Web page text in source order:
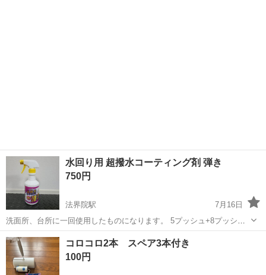
水回り用 超撥水コーティング剤 弾き
750円
法界院駅
7月16日
洗面所、台所に一回使用したものになります。 5プッシュ+8プッシュ
ぐらいの使用だったと思います シリコーンとフッ素樹脂配合により、
水回りの汚れ水アカ・石鹸カス・カビの付着を防止するスプレータイ
プの超撥水コーティング剤です。...
岡山 岡山市 スプレー
コロコロ2本 スペア3本付き
100円